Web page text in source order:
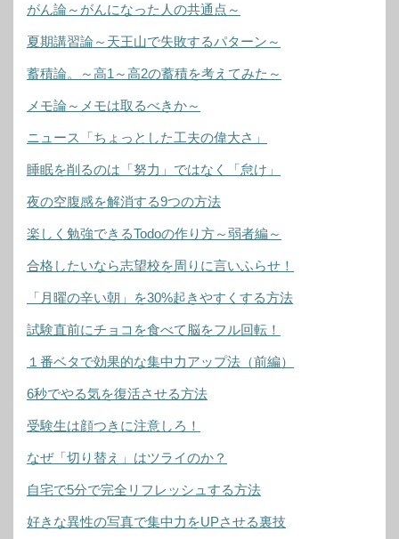
がん論～がんになった人の共通点～
夏期講習論～天王山で失敗するパターン～
蓄積論。～高1～高2の蓄積を考えてみた～
メモ論～メモは取るべきか～
ニュース「ちょっとした工夫の偉大さ」
睡眠を削るのは「努力」ではなく「怠け」
夜の空腹感を解消する9つの方法
楽しく勉強できるTodoの作り方～弱者編～
合格したいなら志望校を周りに言いふらせ！
「月曜の辛い朝」を30%起きやすくする方法
試験直前にチョコを食べて脳をフル回転！
１番ベタで効果的な集中力アップ法（前編）
6秒でやる気を復活させる方法
受験生は顔つきに注意しろ！
なぜ「切り替え」はツライのか？
自宅で5分で完全リフレッシュする方法
好きな異性の写真で集中力をUPさせる裏技